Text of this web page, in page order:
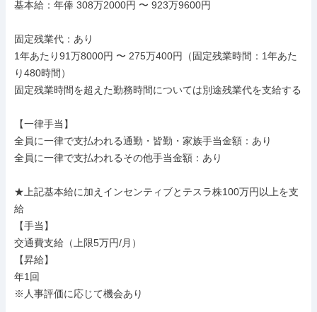
基本給：年俸 308万2000円 〜 923万9600円
固定残業代：あり
1年あたり91万8000円 〜 275万400円（固定残業時間：1年あた
り480時間）
固定残業時間を超えた勤務時間については別途残業代を支給する
【一律手当】
全員に一律で支払われる通勤・皆勤・家族手当金額：あり
全員に一律で支払われるその他手当金額：あり
★上記基本給に加えインセンティブとテスラ株100万円以上を支
給
【手当】
交通費支給（上限5万円/月）
【昇給】
年1回
※人事評価に応じて機会あり